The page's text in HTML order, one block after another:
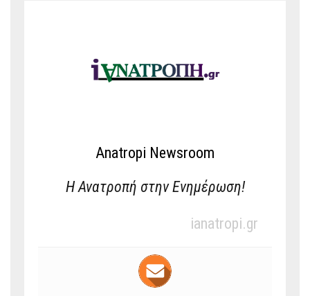
Anatropi Newsroom
Η Ανατροπή στην Ενημέρωση!
ianatropi.gr